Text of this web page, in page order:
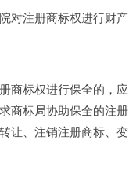
对注册商标权进行财产
商标权进行保全的，应
商标局协助保全的注册
让、注销注册商标、变